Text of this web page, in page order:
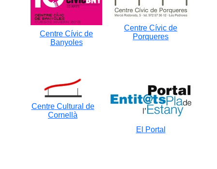
Centre Cívic de
Banyoles
Centre Cívic de
Porqueres
Centre Cultural de
Cornellà
El Portal